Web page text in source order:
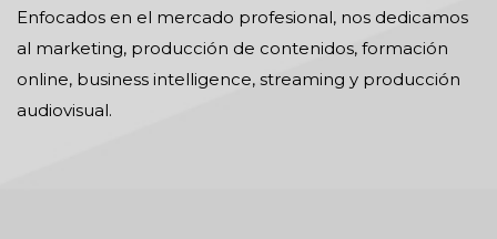
Enfocados en el mercado profesional, nos dedicamos
al marketing, producción de contenidos, formación
online, business intelligence, streaming y producción
audiovisual.